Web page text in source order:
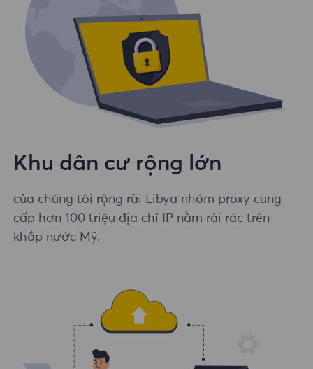
Khu dân cư rộng lớn
của chúng tôi rộng rãi Libya nhóm proxy cung
cấp hơn 100 triệu địa chỉ IP nằm rải rác trên
khắp nước Mỹ.